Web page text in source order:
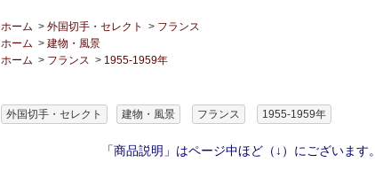
ホーム > 外国切手・セレクト > フランス
ホーム > 建物・風景
ホーム > フランス > 1955-1959年
外国切手・セレクト 建物・風景 フランス 1955-1959年
「商品説明」はページ中ほど（↓）にございます。